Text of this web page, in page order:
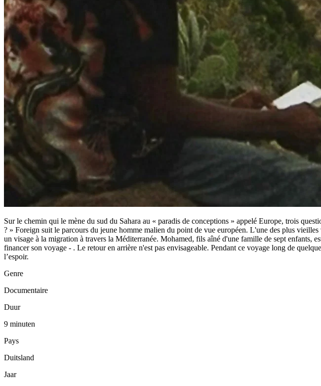
Sur le chemin qui le mène du sud du Sahara au « paradis de conceptions » appelé Europe, trois
? » Foreign suit le parcours du jeune homme malien du point de vue européen. L'une des plus
un visage à la migration à travers la Méditerranée. Mohamed, fils aîné d'une famille de sept enfants,
financer son voyage - . Le retour en arrière n'est pas envisageable. Pendant ce voyage long de
l’espoir.
Genre
Documentaire
Duur
9 minuten
Pays
Duitsland
Jaar